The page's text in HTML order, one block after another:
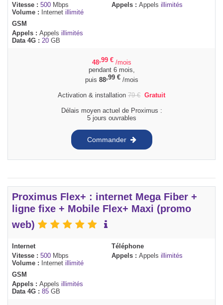
Vitesse : 500 Mbps
Volume : Internet illimité
Appels : Appels illimités
GSM
Appels : Appels illimités
Data 4G : 20 GB
48,99 € /mois
pendant 6 mois,
puis 88,99 €/mois
Activation & installation 79€ Gratuit
Délais moyen actuel de Proximus :
5 jours ouvrables
Commander
Proximus Flex+ : internet Mega Fiber +
ligne fixe + Mobile Flex+ Maxi (promo
web)
Internet
Vitesse : 500 Mbps
Volume :
Internet illimité
Téléphone
Appels : Appels illimités
GSM
Appels : Appels illimités
Data 4G : 85 GB